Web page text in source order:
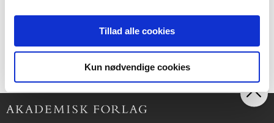
Tillad alle cookies
Kun nødvendige cookies